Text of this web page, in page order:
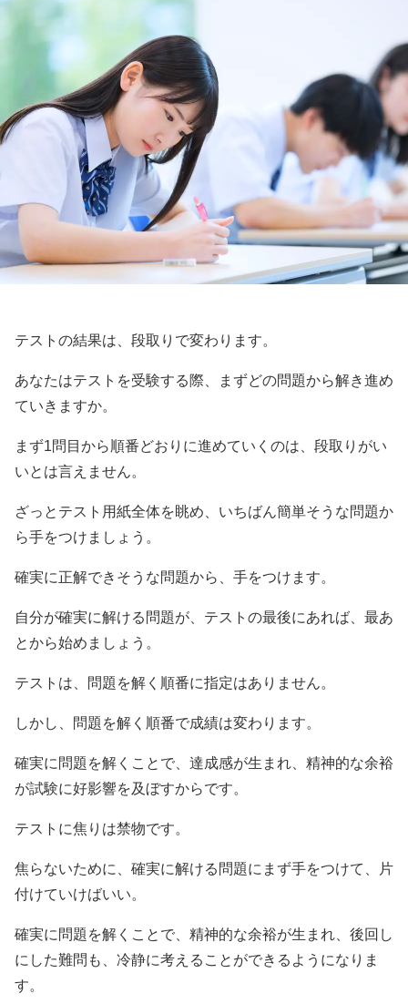
テストの結果は、段取りで変わります。
あなたはテストを受験する際、まずどの問題から解き進め
ていきますか。
まず1問目から順番どおりに進めていくのは、段取りがい
いとは言えません。
ざっとテスト用紙全体を眺め、いちばん簡単そうな問題か
ら手をつけましょう。
確実に正解できそうな問題から、手をつけます。
自分が確実に解ける問題が、テストの最後にあれば、最あ
とから始めましょう。
テストは、問題を解く順番に指定はありません。
しかし、問題を解く順番で成績は変わります。
確実に問題を解くことで、達成感が生まれ、精神的な余裕
が試験に好影響を及ぼすからです。
テストに焦りは禁物です。
焦らないために、確実に解ける問題にまず手をつけて、片
付けていけばいい。
確実に問題を解くことで、精神的な余裕が生まれ、後回し
にした難問も、冷静に考えることができるようになりま
す。